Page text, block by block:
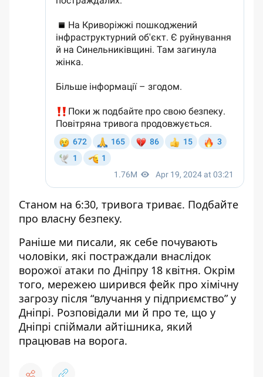
Станом на 6:30, тривога триває. Подбайте
про власну безпеку.
Раніше ми писали, як себе почувають
чоловіки, які постраждали внаслідок
ворожої атаки по Дніпру 18 квітня. Окрім
того, мережею ширився фейк про хімічну
загрозу після “влучання у підприємство” у
Дніпрі. Розповідали ми й про те, що у
Дніпрі спіймали айтішника, який
працював на ворога.